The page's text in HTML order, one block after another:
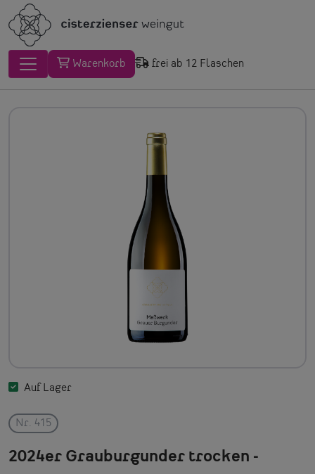
Warenkorb frei ab 12 Flaschen
Auf Lager
Nr. 415
2024er Grauburgunder trocken -